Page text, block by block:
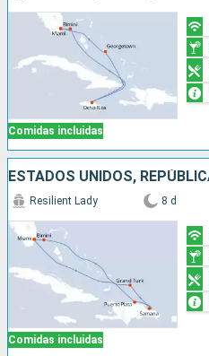
Comidas incluidas
Comidas incluidas
Resilient Lady 8 d